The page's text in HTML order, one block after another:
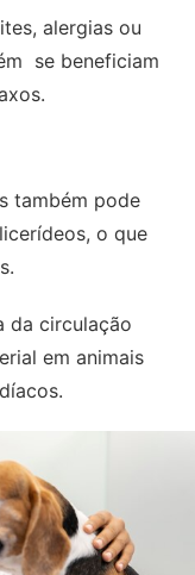
alergias ou
se beneficiam
também pode
o que
da circulação
em animais